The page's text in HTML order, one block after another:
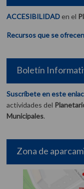
ACCESIBILIDAD en el
Recursos que se
Boletín
Suscríbete en este
actividades del
Municipales.
Zona de